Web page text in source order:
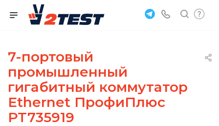
7-портовый
промышленный
гигабитный коммутатор
Ethernet ПрофиПлюс
PT735919